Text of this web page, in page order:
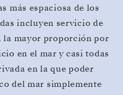
más espaciosa de los
incluyen servicio de
la mayor proporción por
en el mar y casi todas
en la que poder
del mar simplemente